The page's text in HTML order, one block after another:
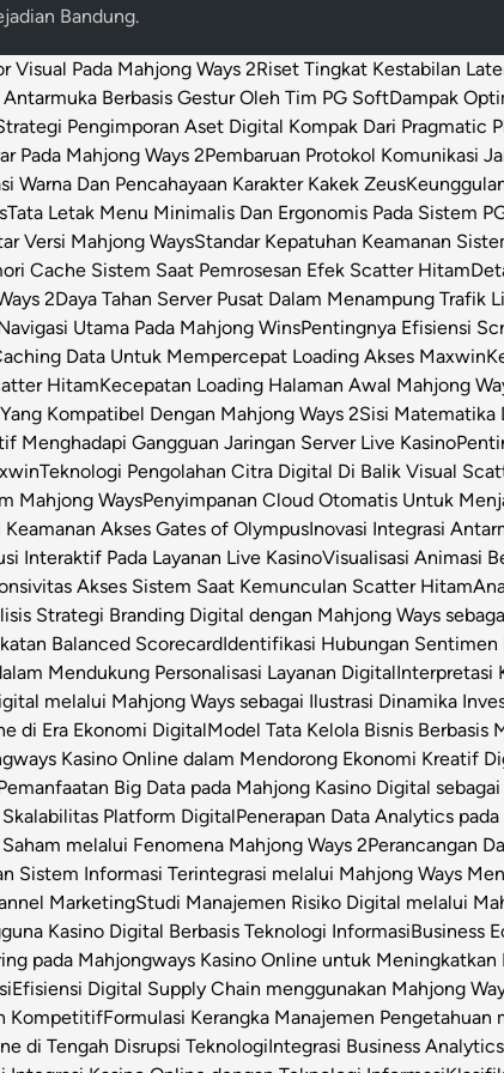
Bandung.
Visual Pada Mahjong Ways 2Riset Tingkat Kestabilan
Berbasis Gestur Oleh Tim PG SoftDampak
Pengimporan Aset Digital Kompak Dari Pragmatic
Pada Mahjong Ways 2Pembaruan Protokol Komunikasi
Warna Dan Pencahayaan Karakter Kakek Zeus
Tata Letak Menu Minimalis Dan Ergonomis Pada Sistem
Versi Mahjong WaysStandar Kepatuhan Keamanan
Cache Sistem Saat Pemrosesan Efek Scatter Hitam
2Daya Tahan Server Pusat Dalam Menampung Trafik
Utama Pada Mahjong WinsPentingnya Efisiensi
Data Untuk Mempercepat Loading Akses Maxwin
HitamKecepatan Loading Halaman Awal Mahjong
Kompatibel Dengan Mahjong Ways 2Sisi Matematika
Menghadapi Gangguan Jaringan Server Live Kasino
Teknologi Pengolahan Citra Digital Di Balik Visual
Mahjong WaysPenyimpanan Cloud Otomatis Untuk
Akses Gates of OlympusInovasi Integrasi
Interaktif Pada Layanan Live KasinoVisualisasi Animasi
Akses Sistem Saat Kemunculan Scatter Hitam
Strategi Branding Digital dengan Mahjong Ways
Balanced ScorecardIdentifikasi Hubungan
Mendukung Personalisasi Layanan DigitalInterpretasi
melalui Mahjong Ways sebagai Ilustrasi Dinamika
di Era Ekonomi DigitalModel Tata Kelola Bisnis
Kasino Online dalam Mendorong Ekonomi Kreatif
Big Data pada Mahjong Kasino Digital
Platform DigitalPenerapan Data Analytics
melalui Fenomena Mahjong Ways 2Perancangan
Sistem Informasi Terintegrasi melalui Mahjong Ways
MarketingStudi Manajemen Risiko Digital melalui
Kasino Digital Berbasis Teknologi InformasiBusiness
pada Mahjongways Kasino Online untuk Meningkatkan
Efisiensi Digital Supply Chain menggunakan Mahjong
KompetitifFormulasi Kerangka Manajemen
di Tengah Disrupsi TeknologiIntegrasi Business